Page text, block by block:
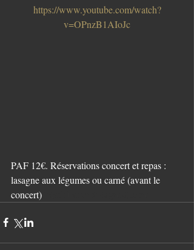
https://www.youtube.com/watch?
v=OPnzB1AIoJc
PAF 12€. Réservations concert et repas :
lasagne aux légumes ou carné (avant le
concert)